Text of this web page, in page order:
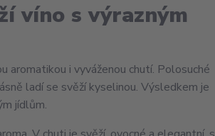
víno s výrazným
aromatikou i vyváženou chutí. Polosuché
ladí se svěží kyselinou. Výsledkem je
jídlům.